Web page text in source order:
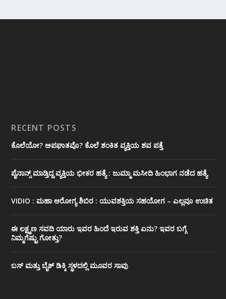
RECENT POSTS
ಕೊಲೆಯೋ? ಅಪಘಾತವೊ? ಕೊಲೆ ಶಂಕಿತ ವ್ಯಕ್ತಿಯ ಶವ ಪತ್ತೆ
ಪೈನಾನ್ಸ್ ಮಾಡ್ತಿದ್ದ ವ್ಯಕ್ತಿಯ ಭೀಕರ‌ ಹತ್ಯೆ : ಜುಮ್ಮಾ ಮಸೀದಿ ಹಿಂಭಾಗ ನಡೆದ ಹತ್ಯೆ
VIDIO : ಮಹಾ ಆರೋಗ್ಯ ಶಿಬಿರ : ಯುವಶಕ್ತಿಯ ಸಹಯೋಗ – ಎಲ್ಲವೂ ಉಚಿತ
ಈ ಲಕ್ಷ್ಮಣ ಸವದಿ ಯಾರು ಇವರ ಹಿಂದೆ ಇರುವ ಶಕ್ತಿ ಏನು? ಇವರ ಬಗ್ಗೆ
ನಿಮ್ಮಗೆಷ್ಟು ಗೋತ್ತು?
ಬಸ್ ಮತ್ತು ಬೈಕ್ ಡಿಕ್ಕಿ ಸ್ಥಳದಲ್ಲಿ ಮೂವರ ಸಾವು